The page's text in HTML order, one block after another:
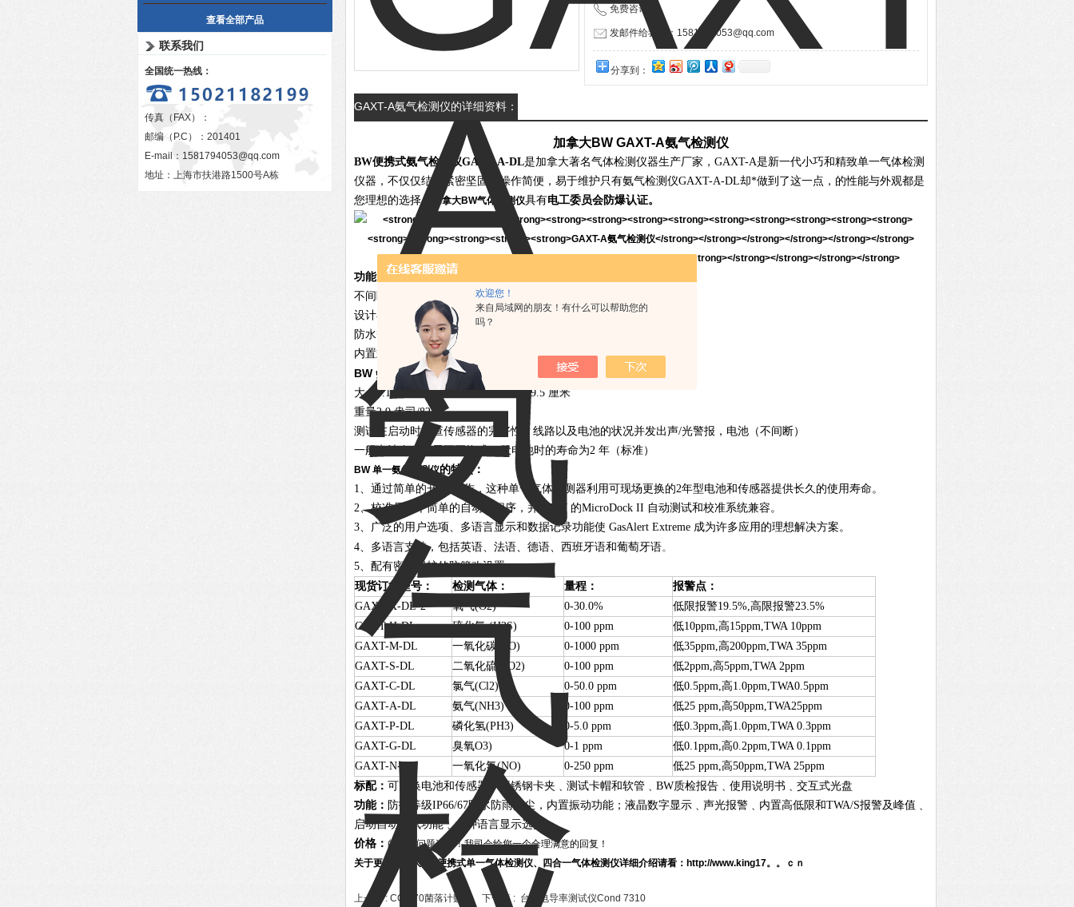
欢迎您！
来自局域网的朋友！有什么可以帮助您的
吗？
查看全部产品
联系我们
全国统一热线：
传真（FAX）：
邮编（P.C）：201401
E-mail： 1581794053@qq.com
地址：上海市扶港路1500号A栋
免费咨询：
发邮件给我们：1581794053@qq.com
分享到：
GAXT-A氨气检测仪的详细资料：
加拿大BW GAXT-A氨气检测仪
BW便携式氨气检测仪GAXT-A-DL是加拿大著名气体检测仪器生产厂家，GAXT-A是新一代小巧和精致单一气体检测
仪器，不仅仅结构紧密坚固，操作简便，易于维护只有氨气检测仪GAXT-A-DL却*做到了这一点，的性能与外观都是
您理想的选择。
加拿大BW气体检测仪具有电工委员会防爆认证。
功能：
不间断
显示实时气体浓度
设计小巧而轻便，佩戴感觉舒适
防水等级：
IP66/67
内置式防震外罩
BW 氨气检测仪规格：
大小 1.1 x 2.0 x 3.75 /2.8 x 5.0 x 9.5 厘米
重量2.9盎司/82
克
测试在启动时检查传感器的完好性、线路以及电池的状况并发出声/光警报，电池（不间断）
一般电池寿命使用可更换式
伏电池时的寿命为2 年（标准）
BW 单一氨气检测仪的特点：
1、通过简单的开
关操作，这种单一气体探测器利用可现场更换的2年型电池和传感器提供长久的使用寿命。
2、校准是一个简单的自动化程序，并与
BW 的MicroDock II 自动测试和校准系统兼容。
3、广泛的用户选项、多语言显示和数据记录功能使 GasAlert Extreme 成为许多应用的理想解决方案。
4、多语言支持，包括英语、法语、德语、西班牙语和葡萄牙语。
5、配有密码保护的防篡改设置。
现货订货型号：
检测气体： 量程：
报警点：
GAXT-X-DL-2
氧气(O2) 0-30.0% 低限报警19.5%,高限报警23.5%
GAXT-H-DL
硫化氢(H2S) 0-100 ppm 低10ppm,高15ppm,TWA 10ppm
GAXT-M-DL
一氧化碳 (CO) 0-1000 ppm 低35ppm,高200ppm,TWA 35ppm
GAXT-S-DL
二氧化硫 (SO2) 0-100 ppm 低2ppm,高5ppm,TWA 2ppm
GAXT-C-DL
氯气(Cl2) 0-50.0 ppm 低0.5ppm,高1.0ppm,TWA0.5ppm
GAXT-A-DL
氨气(NH3) 0-100 ppm 低25 ppm,高50ppm,TWA25ppm
GAXT-P-DL
磷化氢(PH3) 0-5.0 ppm 低0.3ppm,高1.0ppm,TWA 0.3ppm
GAXT-G-DL
臭氧O3) 0-1 ppm 低0.1ppm,高0.2ppm,TWA 0.1ppm
GAXT-N-DL
一氧化氮(NO) 0-250 ppm 低25 ppm,高50ppm,TWA 25ppm
标配： 可更换电池和传感器﹑不锈钢卡夹﹑测试卡帽和软管﹑ BW质检报告﹑使用说明书﹑交互式光盘
功能： 防护等级IP66/67防水防雨防尘，内置振动功能；液晶数字显示﹑声光报警﹑内置高低限和TWA/S报警及峰值﹑
启动自动测试功能﹑多种语言显示选择
价格： 的价格问题咨询！我司会给您一个合理满意的回复！
关于更多加拿大BW便携式单一气体检测仪、四合一气体检测仪详细介绍请看：http://www.king17。。ｃｎ
上一篇 : CC-570菌落计数器 下一篇 : 台式电导率测试仪Cond 7310